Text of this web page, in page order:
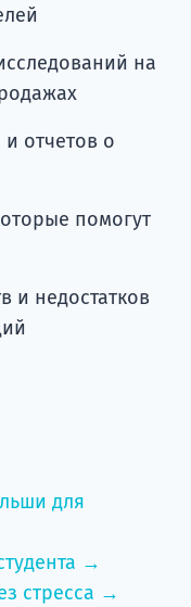
на
отчетов о
помогут
и недостатков
для
→
стресса →